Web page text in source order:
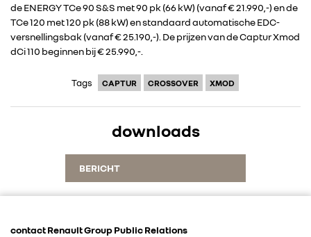
FOTO’S & VIDEO’S
CONTACT
de ENERGY TCe 90 S&S met 90 pk (66 kW) (vanaf € 21.990,-) en de
TCe 120 met 120 pk (88 kW) en standaard automatische EDC-
versnellingsbak (vanaf € 25.190,-). De prijzen van de Captur Xmod
dCi 110 beginnen bij € 25.990,-.
Tags CAPTUR CROSSOVER XMOD
downloads
BERICHT
contact Renault Group Public Relations